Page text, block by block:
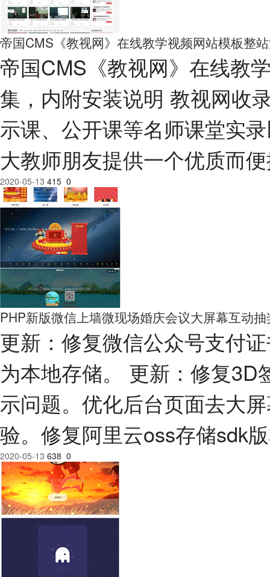
帝国CMS《教视网》在线教学视频网站模板整
帝国CMS《教视网》在线教
集，内附安装说明 教视网收
示课、公开课等名师课堂实
大教师朋友提供一个优质而
2020-05-13 415 0
PHP新版微信上墙微现场婚庆会议大屏幕互动
更新：修复微信公众号支付
为本地存储。 更新：修复
示问题。优化后台页面去大
验。修复阿里云oss存储sdk
2020-05-13 638 0